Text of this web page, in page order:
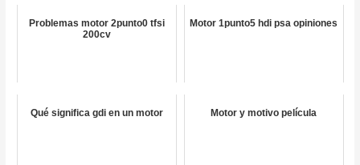
Problemas motor 2punto0 tfsi
200cv
Motor 1punto5 hdi psa opiniones
Qué significa gdi en un motor Motor y motivo película